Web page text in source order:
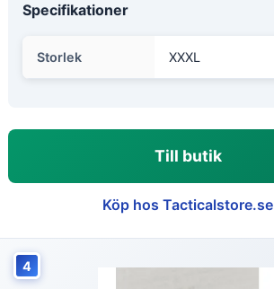
Specifikationer
Storlek XXXL
Till butik
Köp hos Tacticalstore.se
4